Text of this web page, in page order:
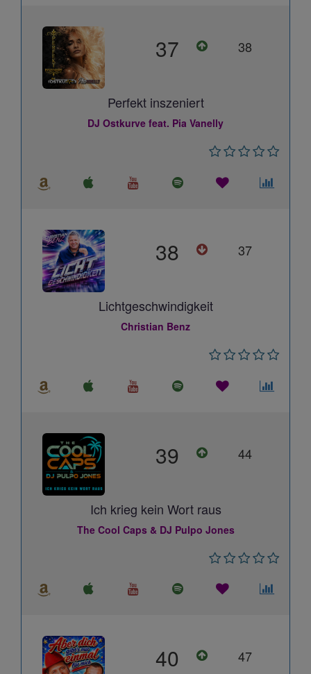
37 38
Perfekt inszeniert
DJ Ostkurve feat. Pia Vanelly
38 37
Lichtgeschwindigkeit
Christian Benz
39 44
Ich krieg kein Wort raus
The Cool Caps & DJ Pulpo Jones
40 47